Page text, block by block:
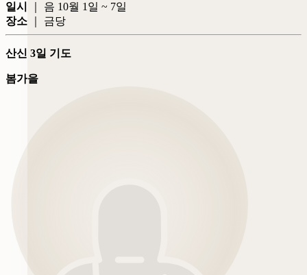
일시
｜ 음 10월 1일 ~ 7일
장소 ｜ 금당
산신 3일 기도
봄가을